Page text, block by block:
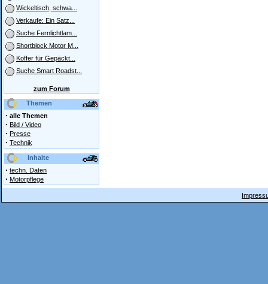
Wickeltisch, schwa...
Verkaufe: Ein Satz...
Suche Fernlichtlam...
Shortblock Motor M...
Koffer für Gepäckt...
Suche Smart Roadst...
zum Forum
Themen
· alle Themen
· Bild / Video
· Presse
· Technik
Inhalte
· techn. Daten
· Motorpflege